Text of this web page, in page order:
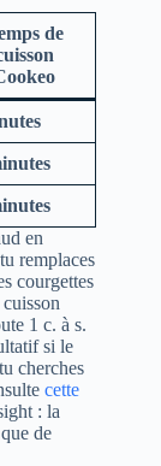
de
en
remplaces
courgettes
1 c. à s.
si le
cherches
cette
: la
de